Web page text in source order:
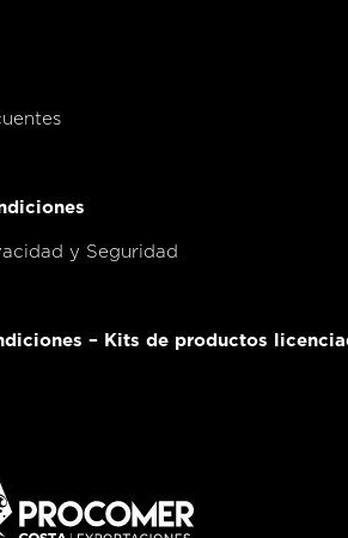
y Seguridad
– Kits de productos